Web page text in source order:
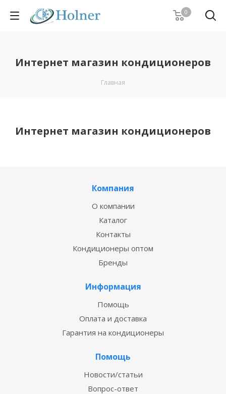
0
Интернет магазин кондиционеров
Главная
Интернет магазин кондиционеров
Компания
О компании
Каталог
Контакты
Кондиционеры оптом
Бренды
Информация
Помощь
Оплата и доставка
Гарантия на кондиционеры
Помощь
Новости/статьи
Вопрос-ответ